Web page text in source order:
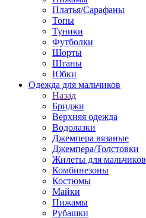
Платья/Сарафаны
Топы
Туники
Футболки
Шорты
Штаны
Юбки
Одежда для мальчиков
Назад
Бриджи
Верхняя одежда
Водолазки
Джемпера вязаные
Джемпера/Толстовки
Жилеты для мальчиков
Комбинезоны
Костюмы
Майки
Пижамы
Рубашки